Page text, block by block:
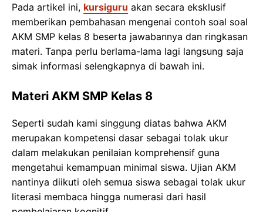
Pada artikel ini, kursiguru akan secara eksklusif
memberikan pembahasan mengenai contoh soal soal
AKM SMP kelas 8 beserta jawabannya dan ringkasan
materi. Tanpa perlu berlama-lama lagi langsung saja
simak informasi selengkapnya di bawah ini.
Materi AKM SMP Kelas 8
Seperti sudah kami singgung diatas bahwa AKM
merupakan kompetensi dasar sebagai tolak ukur
dalam melakukan penilaian komprehensif guna
mengetahui kemampuan minimal siswa. Ujian AKM
nantinya diikuti oleh semua siswa sebagai tolak ukur
literasi membaca hingga numerasi dari hasil